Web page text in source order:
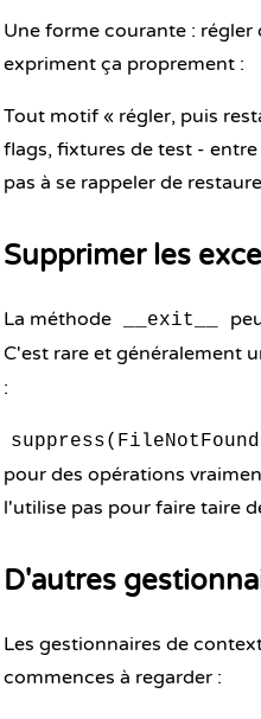
Une forme courante :
expriment ça proprement :
Tout motif « régler, puis
flags, fixtures de test -
pas à se rappeler de
Supprimer les
La méthode __exit__
C'est rare et généralement
:
pour des opérations
l'utilise pas pour faire taire
D'autres
Les gestionnaires de
commences à regarder :